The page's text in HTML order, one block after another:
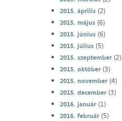
2015. április(2)
2015. május(6)
2015. június(6)
2015. július(5)
2015. szeptember(2)
2015. október(3)
2015. november(4)
2015. december(3)
2016. január(1)
2016. február(5)